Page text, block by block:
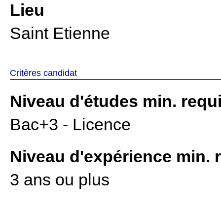
Lieu
Saint Etienne
Critères candidat
Niveau d'études min.
Bac+3 - Licence
Niveau d'expérience min.
3 ans ou plus